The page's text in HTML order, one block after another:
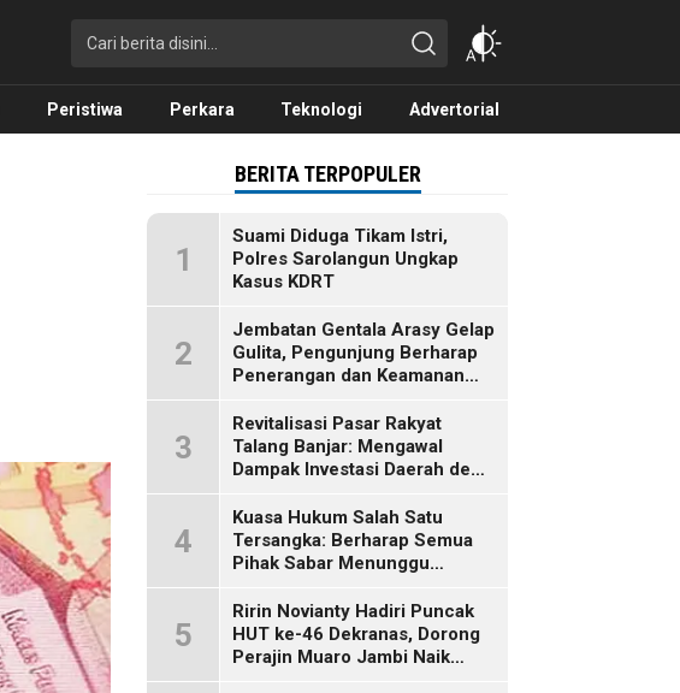
Peristiwa Perkara Teknologi Advertorial
BERITA TERPOPULER
1
Suami Diduga Tikam Istri,
Polres Sarolangun Ungkap
Kasus KDRT
2
Jembatan Gentala Arasy Gelap
Gulita, Pengunjung Berharap
Penerangan dan Keamanan
3
Revitalisasi Pasar Rakyat
Talang Banjar: Mengawal
Dampak Investasi Daerah demi
4
Kuasa Hukum Salah Satu
Tersangka: Berharap Semua
Pihak Sabar Menunggu
5
Ririn Novianty Hadiri Puncak
HUT ke-46 Dekranas, Dorong
Perajin Muaro Jambi Naik